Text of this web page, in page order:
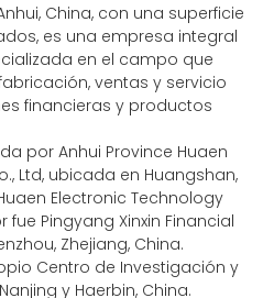
China, con una superficie
es una empresa integral
en el campo que
ventas y servicio
financieras y productos
por Anhui Province Huaen
Ltd, ubicada en Huangshan,
Electronic Technology
fue Pingyang Xinxin Financial
Zhejiang, China.
Centro de Investigación y
y Haerbin, China.